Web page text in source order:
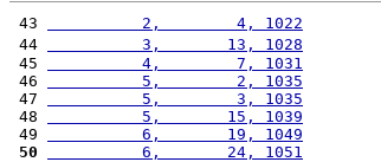
43
          2,        4, 1022
44
          3,       13, 1028
45
          4,        7, 1031
46
          5,        2, 1035
47
          5,        3, 1035
48
          5,       15, 1039
49
          6,       19, 1049
50
          6,       24, 1051